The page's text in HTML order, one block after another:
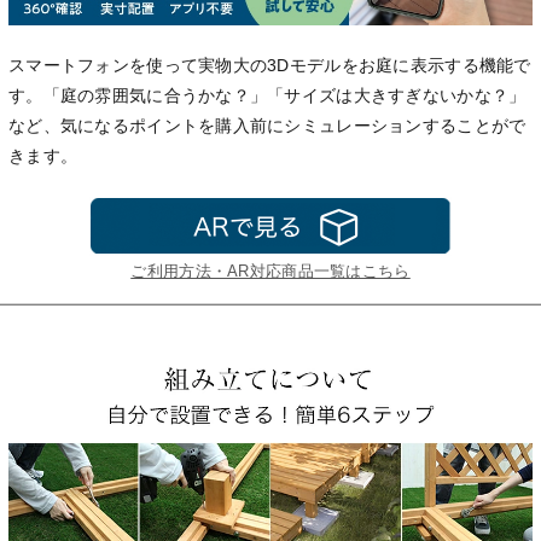
スマートフォンを使って実物大の3Dモデルをお庭に表示する機能で
す。「庭の雰囲気に合うかな？」「サイズは大きすぎないかな？」
など、気になるポイントを購入前にシミュレーションすることがで
きます。
ご利用方法・AR対応商品一覧はこちら